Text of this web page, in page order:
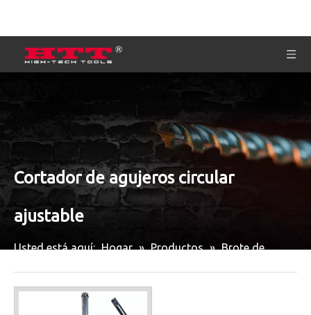
Cortador de agujeros circular
ajustable
Usted está aquí: Hogar » Productos » Brote de
madera » Cortador de agujeros circular ajustable